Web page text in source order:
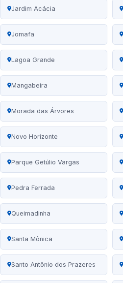
Jardim Acácia
Jomafa
Lagoa Grande
Mangabeira
Morada das Árvores
Novo Horizonte
Parque Getúlio Vargas
Pedra Ferrada
Queimadinha
Santa Mônica
Santo Antônio dos Prazeres